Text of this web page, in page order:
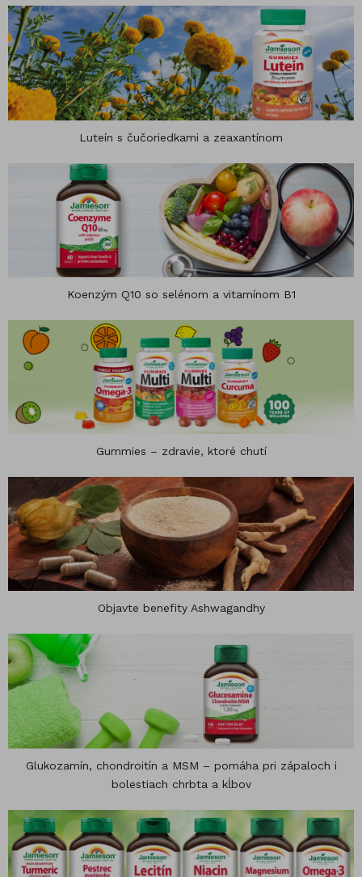
Luteín s čučoriedkami a zeaxantínom
Koenzým Q10 so selénom a vitamínom B1
Gummies – zdravie, ktoré chutí
Objavte benefity Ashwagandhy
Glukozamín, chondroitín a MSM – pomáha pri zápaloch i
bolestiach chrbta a kĺbov